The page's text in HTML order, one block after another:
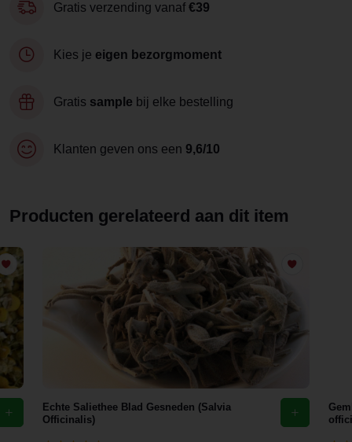
Gratis verzending vanaf €39
Kies je eigen bezorgmoment
Gratis sample bij elke bestelling
Klanten geven ons een 9,6/10
Producten gerelateerd aan dit item
Echte Saliethee Blad Gesneden (Salvia
Officinalis)